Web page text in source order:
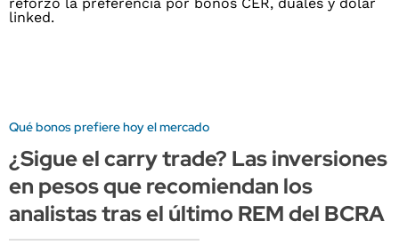
Qué bonos prefiere hoy el mercado
¿Sigue el carry trade? Las inversiones
en pesos que recomiendan los
analistas tras el último REM del BCRA